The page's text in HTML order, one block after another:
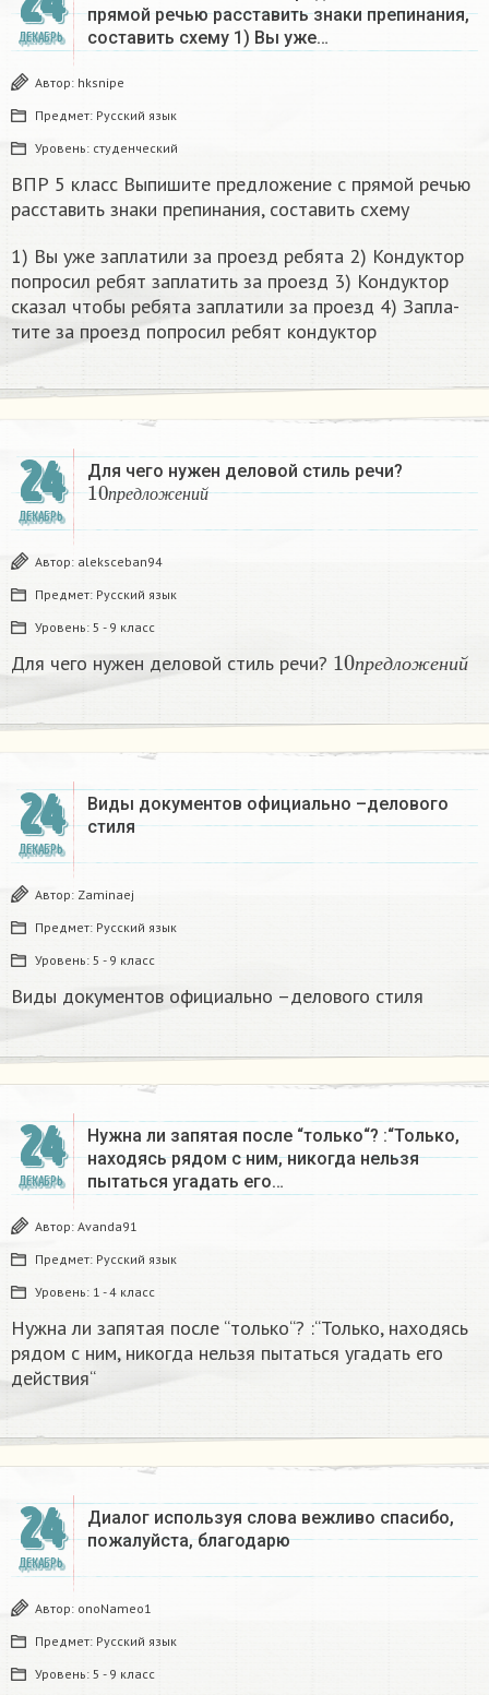
ДЕКАБРЬ
прямой речью расставить знаки препинания,
составить схему 1) Вы уже…
Автор: hksnipe
Предмет: Русский язык
Уровень: студенческий
ВПР 5 класс Выпишите предложение с прямой речью
расставить знаки препинания, составить схему
1) Вы уже за­пла­ти­ли за про­езд ре­бя­та 2) Кон­дук­тор
по­про­сил ребят за­пла­тить за про­езд 3) Кон­дук­тор
ска­зал чтобы ре­бя­та за­пла­ти­ли за про­езд 4) За­пла­
ти­те за про­езд по­про­сил ребят кон­дук­тор​
24
ДЕКАБРЬ
Для чего нужен деловой стиль речи?
пр е дл ож ен и й
10п редложен ий
Автор: aleksceban94
Предмет: Русский язык
Уровень: 5 - 9 класс
Для чего нужен деловой стиль речи? пр е дл ож ен и й
10 н
24
ДЕКАБРЬ
Виды документов официально –делового
стиля
Автор: Zaminaej
Предмет: Русский язык
Уровень: 5 - 9 класс
Виды документов официально –делового стиля
24
ДЕКАБРЬ
Нужна ли запятая после “только“? :“Только,
находясь рядом с ним, никогда нельзя
пытаться угадать его…
Автор: Avanda91
Предмет: Русский язык
Уровень: 1 - 4 класс
Нужна ли запятая после “только“? :“Только, находясь
рядом с ним, никогда нельзя пытаться угадать его
действия“
24
ДЕКАБРЬ
Диалог используя слова вежливо спасибо,
пожалуйста, благодарю
Автор: onoNameo1
Предмет: Русский язык
Уровень: 5 - 9 класс